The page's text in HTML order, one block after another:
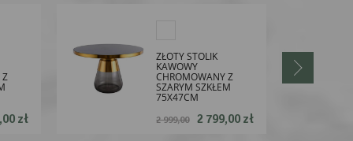
Z
zł
ZŁOTY STOLIK
KAWOWY
CHROMOWANY Z
SZARYM SZKŁEM
75X47CM
2 999,00 2 799,00 zł